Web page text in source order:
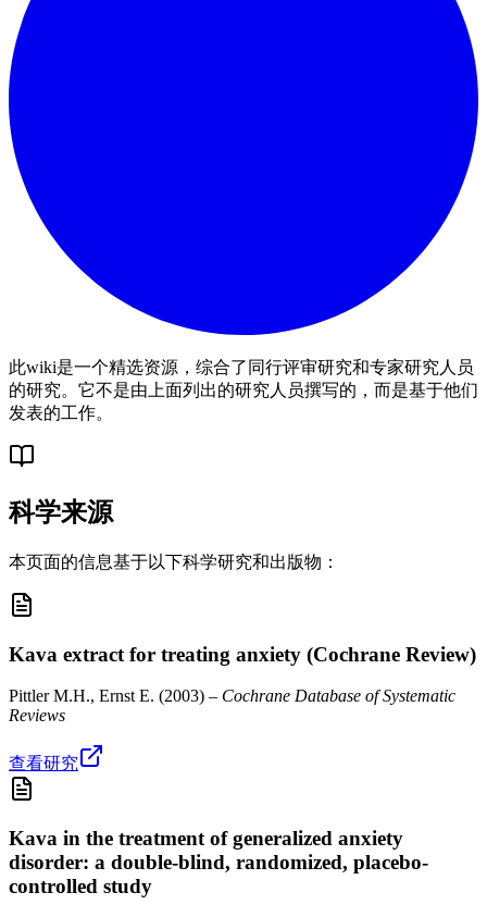
此wiki是一个精选资源，综合了同行评审研究和专家研究人员
的研究。它不是由上面列出的研究人员撰写的，而是基于他们
发表的工作。
科学来源
本页面的信息基于以下科学研究和出版物：
Kava extract for treating anxiety (Cochrane Review)
Pittler M.H., Ernst E. (2003) – Cochrane Database of Systematic
Reviews
查看研究
Kava in the treatment of generalized anxiety
disorder: a double-blind, randomized, placebo-
controlled study